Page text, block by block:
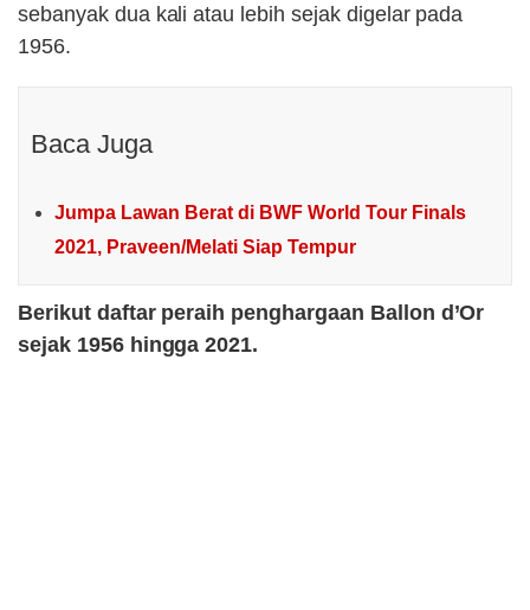
sebanyak dua kali atau lebih sejak digelar pada
1956.
Baca Juga
Jumpa Lawan Berat di BWF World Tour Finals
2021, Praveen/Melati Siap Tempur
Berikut daftar peraih penghargaan Ballon d’Or
sejak 1956 hingga 2021.